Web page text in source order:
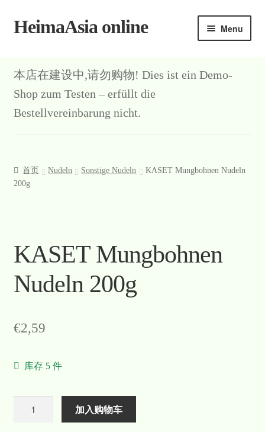
Skip
Skip
HeimaAsia online Menu
本店在建设中,请勿购物! Dies ist ein Demo-
Shop zum Testen – erfüllt die
Bestellvereinbarung nicht.
首页 Nudeln Sonstige Nudeln
KASET Mungbohnen Nudeln
200g
KASET Mungbohnen
Nudeln 200g
€2,59
库存 5 件
加入购物车